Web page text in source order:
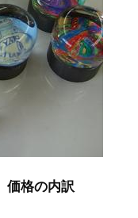
価格の内訳